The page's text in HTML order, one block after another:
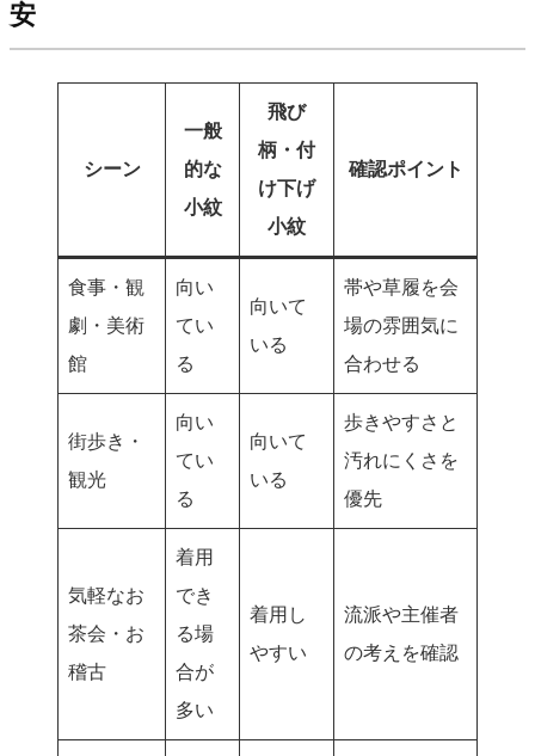
安
シーン
一般
的な
小紋
飛び
柄・付
け下げ
小紋
確認ポイント
食事・観
劇・美術
館
向い
てい
る
向いて
いる
帯や草履を会
場の雰囲気に
合わせる
街歩き・
観光
向い
てい
る
向いて
いる
歩きやすさと
汚れにくさを
優先
気軽なお
茶会・お
稽古
着用
でき
る場
合が
多い
着用し
やすい
流派や主催者
の考えを確認